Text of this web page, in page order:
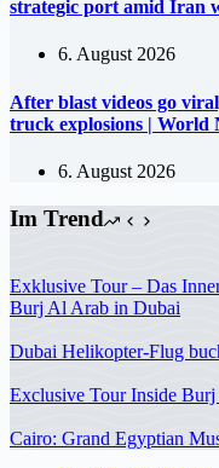
strategic port amid Iran
6. August 2026
After blast videos go
truck explosions | World
6. August 2026
Im Trend
Exklusive Tour – Das
Burj Al Arab in Dubai
Dubai Helikopter-Flug
Exclusive Tour Inside
Cairo: Grand Egyptian